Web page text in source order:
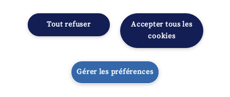
Situations de vie
Dossier de mutualité
Accepter tous les
cookies
Tout refuser
Gérer les préférences